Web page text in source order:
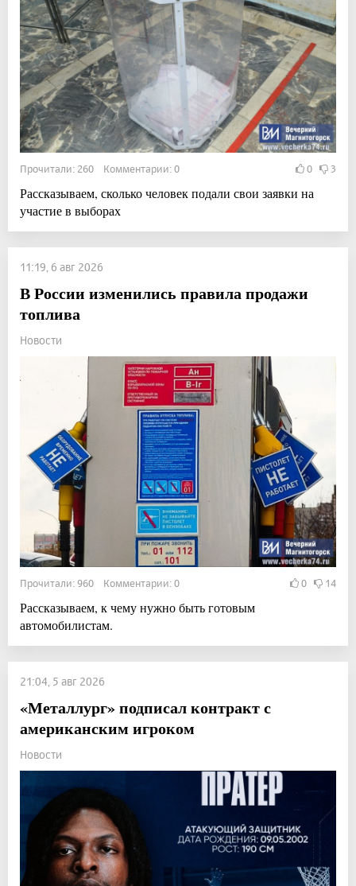
Прочитали: 260 Комментарии: 0 0 3
Рассказываем, сколько человек подали свои заявки на
участие в выборах
11:19, 6 авг 2026
В России изменились правила продажи
топлива
Новости
Прочитали: 960 Комментарии: 0 0 14
Рассказываем, к чему нужно быть готовым
автомобилистам.
21:04, 5 авг 2026
«Металлург» подписал контракт с
американским игроком
Новости